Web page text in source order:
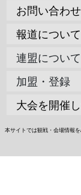
お問い合わせ
報道について
連盟につい
加盟・登録
大会を開催
本サイトでは観戦・会場情報